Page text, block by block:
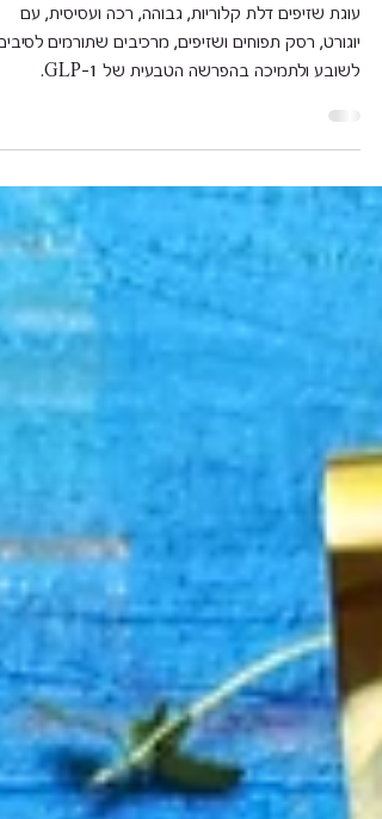
אמא שלי
עוגת שזיפים דלת קלוריות, גבוהה, רכה ועסיסית, עם
לשובע ולתמיכה בהפרשה הטבעית של GLP-1.